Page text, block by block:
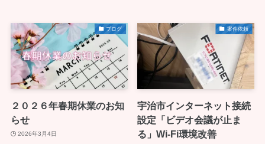
ブログ
２０２６年春期休業のお知
らせ
2026年3月4日
案件依頼
宇治市インターネット接続
設定「ビデオ会議が止ま
る」Wi-Fi環境改善